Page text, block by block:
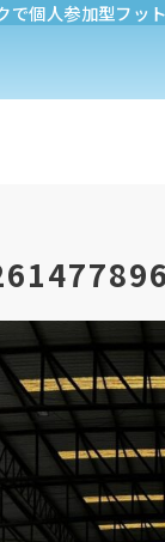
で個人参加型フッ